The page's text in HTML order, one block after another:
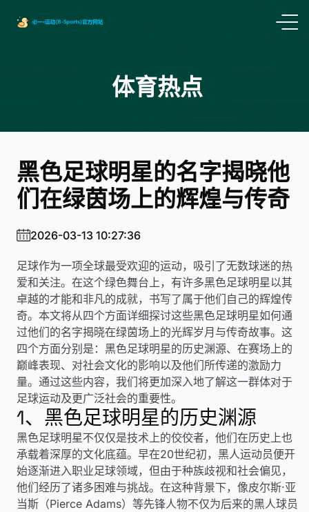
体育热点
黑色足球明星的名字揭晓他
们在绿茵场上的辉煌与传奇
2026-03-13 10:27:36
足球作为一项全球最受欢迎的运动，吸引了无数球迷的热
爱和关注。在这个绿色舞台上，有许多黑色足球明星以其
卓越的才能和非凡的成就，书写了属于他们自己的辉煌传
奇。本文将从四个方面详细探讨这些黑色足球明星如何通
过他们的名字揭晓在绿茵场上的光辉岁月与传奇故事。这
四个方面分别是：黑色足球明星的历史渊源、在赛场上的
巅峰表现、对社会文化的影响以及他们所传递的激励力
量。通过这些内容，我们将更加深入地了解这一群体对于
足球运动及更广泛社会的重要性。
1、黑色足球明星的历史渊源
黑色足球明星不仅仅是技术上的佼佼者，他们在历史上也
承载着深厚的文化底蕴。早在20世纪初，黑人运动员便开
始逐渐进入职业足球领域，但由于种族歧视和社会偏见，
他们经历了诸多困难与挑战。在这种背景下，像皮尔斯·亚
当斯（Pierce Adams）等先锋人物不仅为后来的黑人球员